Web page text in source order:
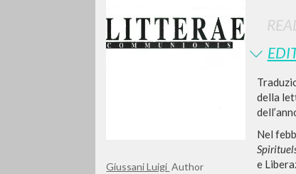
Giussani Luigi Author
della
Nel
e
TYPE OF WORK